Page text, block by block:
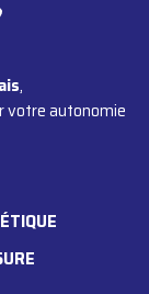
,
votre autonomie